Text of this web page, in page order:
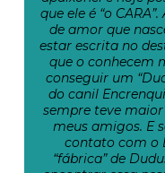
que ele é “o
de amor que
estar escrita no
que o conhecem
conseguir um
do canil
sempre teve
meus amigos. E
contato com o
“fábrica” de